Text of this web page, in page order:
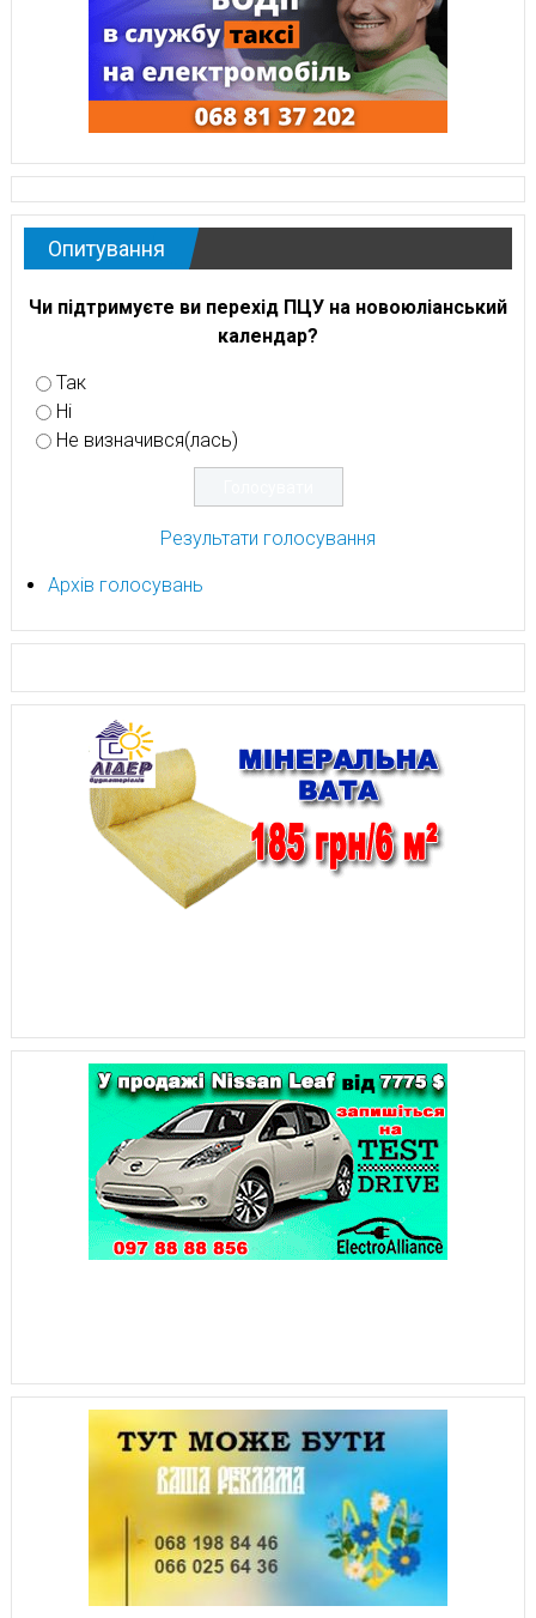
Опитування
Чи підтримуєте ви перехід ПЦУ на новоюліанський
календар?
Так
Ні
Не визначився(лась)
Результати голосування
Архів голосувань